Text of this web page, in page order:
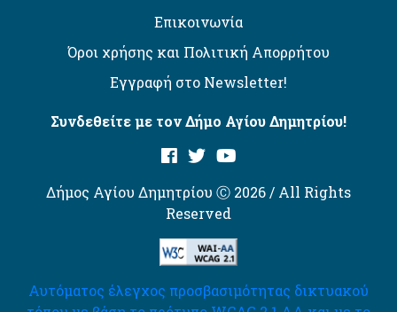
Επικοινωνία
Όροι χρήσης και Πολιτική Απορρήτου
Εγγραφή στο Newsletter!
Συνδεθείτε με τον Δήμο Αγίου Δημητρίου!
Δήμος Αγίου Δημητρίου Ⓒ 2026 / All Rights
Reserved
Αυτόματος έλεγχος προσβασιμότητας δικτυακού